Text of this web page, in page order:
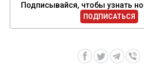
Подписывайся, чтобы узнать
ПОДПИСАТЬСЯ